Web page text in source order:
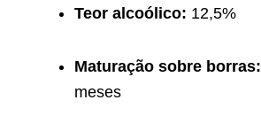
Teor alcoólico: 12,5%
Maturação sobre borras:
meses